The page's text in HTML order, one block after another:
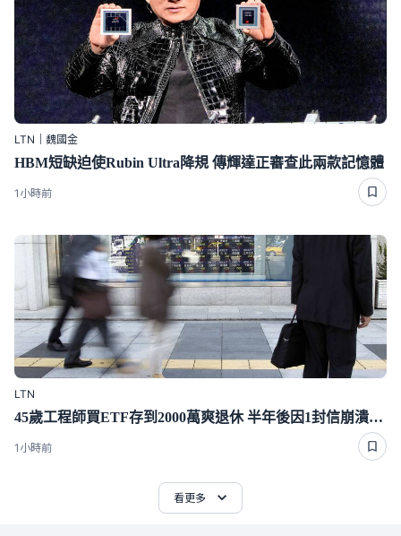
LTN｜魏國金
HBM短缺迫使Rubin Ultra降規 傳輝達正審查此兩款記憶體
1小時前
LTN
45歲工程師買ETF存到2000萬爽退休 半年後因1封信崩潰重回職場
1小時前
看更多